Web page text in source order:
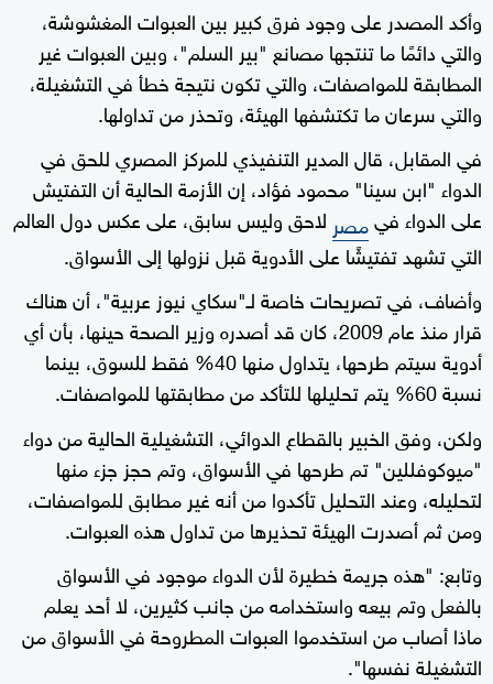
وأكد المصدر على وجود فرق كبير بين العبوات المغشوشة،
والتي دائمًا ما تنتجها مصانع "بير السلم"، وبين العبوات غير
المطابقة للمواصفات، والتي تكون نتيجة خطأ في التشغيلة،
والتي سرعان ما تكتشفها الهيئة، وتحذر من تداولها.
في المقابل، قال المدير التنفيذي للمركز المصري للحق في
الدواء "ابن سينا" محمود فؤاد، إن الأزمة الحالية أن التفتيش
على الدواء فيمصر لاحق وليس سابق، على عكس دول العالم
التي تشهد تفتيشًا على الأدوية قبل نزولها إلى الأسواق.
وأضاف، في تصريحات خاصة لـ"سكاي نيوز عربية"، أن هناك
قرار منذ عام 2009، كان قد أصدره وزير الصحة حينها، بأن أي
أدوية سيتم طرحها، يتداول منها 40% فقط للسوق، بينما
نسبة 60% يتم تحليلها للتأكد من مطابقتها للمواصفات.
ولكن، وفق الخبير بالقطاع الدوائي، التشغيلية الحالية من دواء
"ميوكوفللين" تم طرحها في الأسواق، وتم حجز جزء منها
لتحليله، وعند التحليل تأكدوا من أنه غير مطابق للمواصفات،
ومن ثم أصدرت الهيئة تحذيرها من تداول هذه العبوات.
وتابع: "هذه جريمة خطيرة لأن الدواء موجود في الأسواق
بالفعل وتم بيعه واستخدامه من جانب كثيرين، لا أحد يعلم
ماذا أصاب من استخدموا العبوات المطروحة في الأسواق من
التشغيلة نفسها".